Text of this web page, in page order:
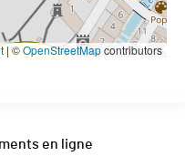
| ©OpenStreetMapcontributors
en ligne